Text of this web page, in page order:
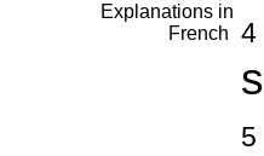
Explanations in
French
4
5